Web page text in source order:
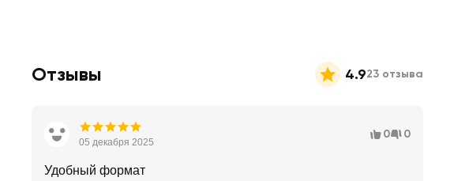
Отзывы 4.923 отзыва
05 декабря 2025
0 0
Удобный формат